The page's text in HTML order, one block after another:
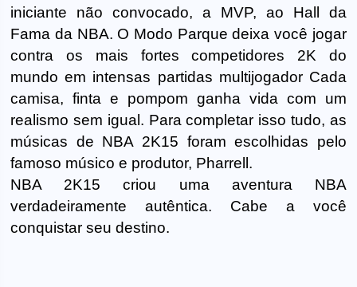
iniciante não convocado, a MVP, ao Hall da
Fama da NBA. O Modo Parque deixa você jogar
contra os mais fortes competidores 2K do
mundo em intensas partidas multijogador Cada
camisa, finta e pompom ganha vida com um
realismo sem igual. Para completar isso tudo, as
músicas de NBA 2K15 foram escolhidas pelo
famoso músico e produtor, Pharrell.
NBA 2K15 criou uma aventura NBA
verdadeiramente autêntica. Cabe a você
conquistar seu destino.